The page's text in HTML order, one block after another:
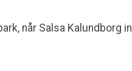
når Salsa Kalundborg